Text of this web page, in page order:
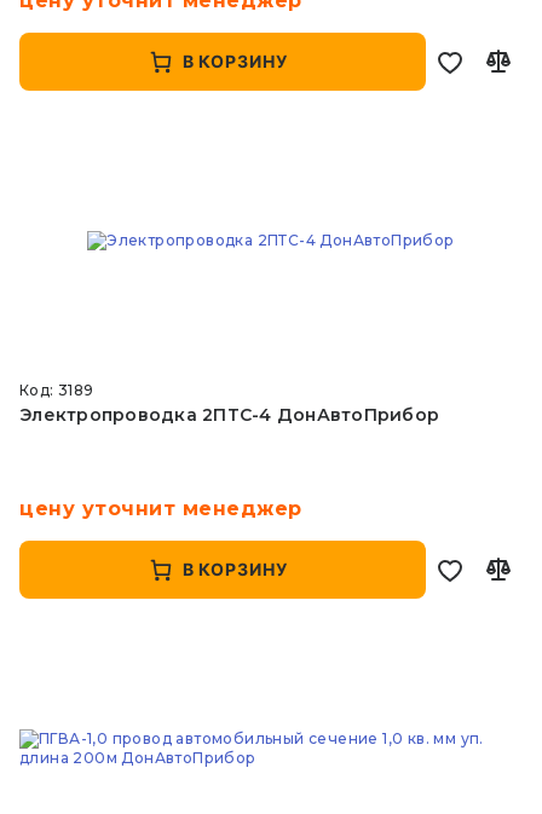
В КОРЗИНУ
Код: 3189
Электропроводка 2ПТС-4 ДонАвтоПрибор
цену уточнит менеджер
В КОРЗИНУ